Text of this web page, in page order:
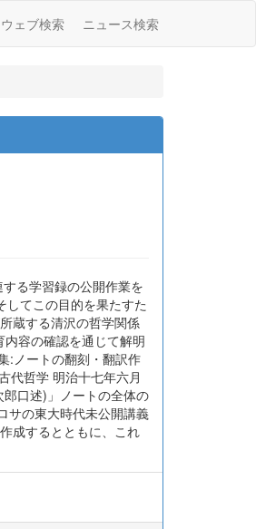
ウェブ検索 ニュース検索
る学習録の公開作業を
てこの目的を果たすた
蔵する清沢の哲学関係
容の確認を通じて解明
:ノートの翻刻・翻訳作
代哲学 明治十七年六月
口述)」ノートの全体の
サの東大時代未公開講義
成するとともに、これ